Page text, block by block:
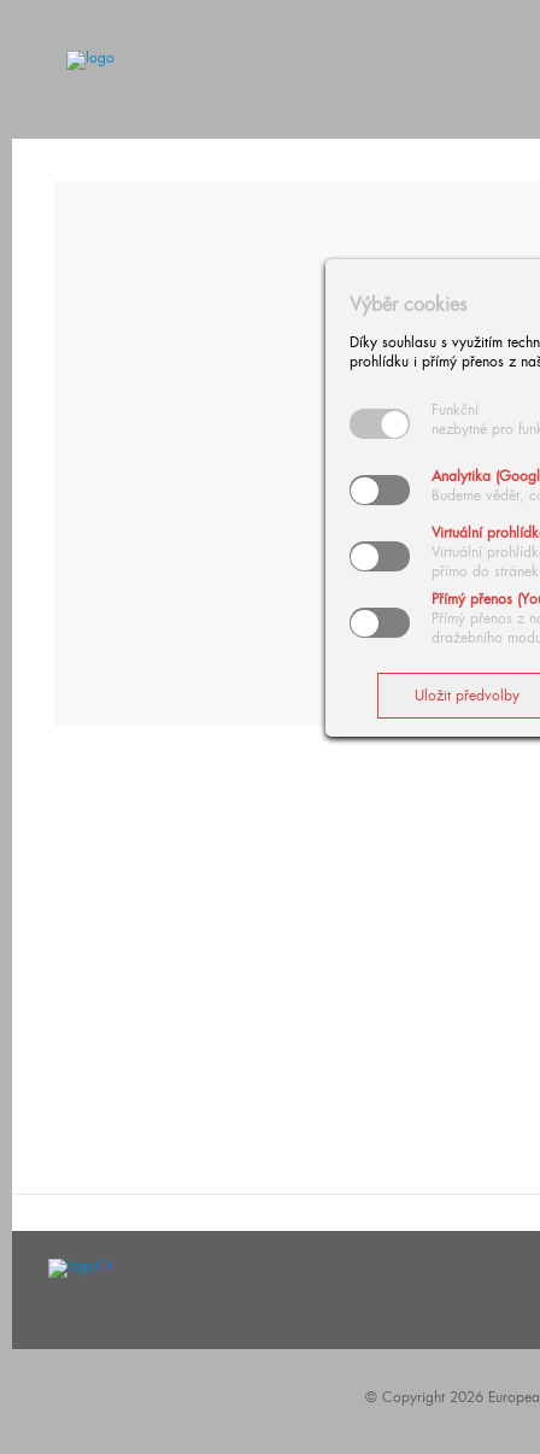
Výběr cookies
Díky souhlasu s využitím
prohlídku i přímý přenos z
Funkční
nezbytné pro
Analytika
Budeme vědět,
Virtuální
Virtuální
přímo do stránek
Přímý přenos
Přímý přenos z
dražebního
© Copyright 2026